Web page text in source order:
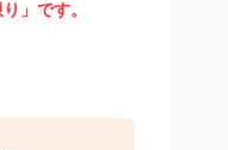
」です。